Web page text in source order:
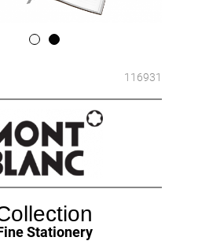
116931
Stationery